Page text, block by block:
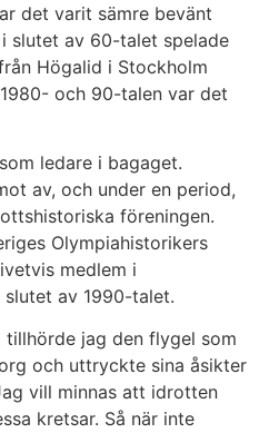
det varit sämre bevänt
slutet av 60-talet spelade
Högalid i Stockholm
och 90-talen var det
ledare i bagaget.
av, och under en period,
föreningen.
Olympiahistorikers
medlem i
slutet av 1990-talet.
jag den flygel som
och uttryckte sina åsikter
vill minnas att idrotten
kretsar. Så när inte